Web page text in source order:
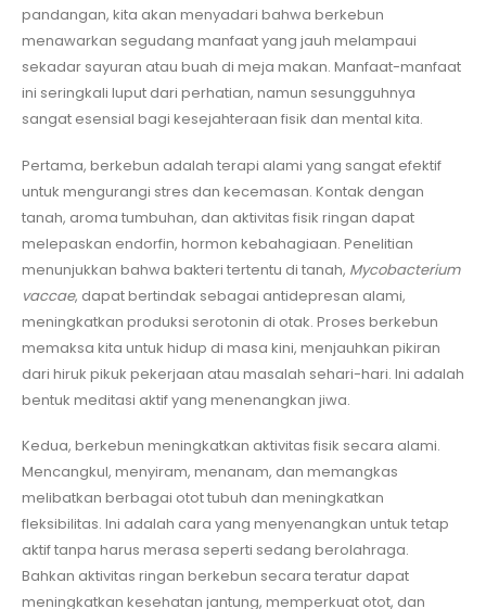
pandangan, kita akan menyadari bahwa berkebun
menawarkan segudang manfaat yang jauh melampaui
sekadar sayuran atau buah di meja makan. Manfaat-manfaat
ini seringkali luput dari perhatian, namun sesungguhnya
sangat esensial bagi kesejahteraan fisik dan mental kita.
Pertama, berkebun adalah terapi alami yang sangat efektif
untuk mengurangi stres dan kecemasan. Kontak dengan
tanah, aroma tumbuhan, dan aktivitas fisik ringan dapat
melepaskan endorfin, hormon kebahagiaan. Penelitian
menunjukkan bahwa bakteri tertentu di tanah, Mycobacterium
vaccae, dapat bertindak sebagai antidepresan alami,
meningkatkan produksi serotonin di otak. Proses berkebun
memaksa kita untuk hidup di masa kini, menjauhkan pikiran
dari hiruk pikuk pekerjaan atau masalah sehari-hari. Ini adalah
bentuk meditasi aktif yang menenangkan jiwa.
Kedua, berkebun meningkatkan aktivitas fisik secara alami.
Mencangkul, menyiram, menanam, dan memangkas
melibatkan berbagai otot tubuh dan meningkatkan
fleksibilitas. Ini adalah cara yang menyenangkan untuk tetap
aktif tanpa harus merasa seperti sedang berolahraga.
Bahkan aktivitas ringan berkebun secara teratur dapat
meningkatkan kesehatan jantung, memperkuat otot, dan